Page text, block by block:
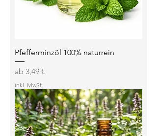
Pfefferminzöl 100% naturrein
ab 3,49 €
Sale-Preis
inkl. MwSt.